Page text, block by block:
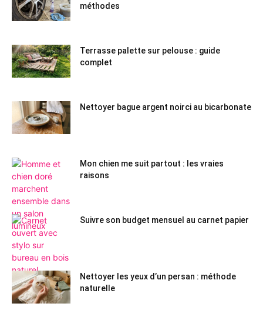
méthodes
Terrasse palette sur pelouse : guide
complet
Nettoyer bague argent noirci au bicarbonate
Mon chien me suit partout : les vraies
raisons
Suivre son budget mensuel au carnet papier
Nettoyer les yeux d’un persan : méthode
naturelle